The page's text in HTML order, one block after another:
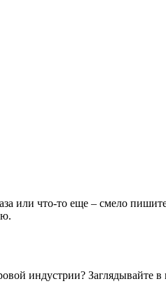
или что-то еще – смело
индустрии?